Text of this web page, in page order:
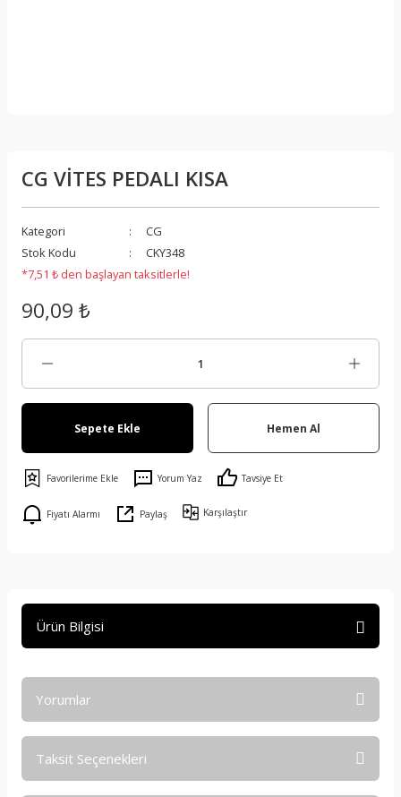
CG VİTES PEDALI KISA
Kategori
CG
Stok Kodu
CKY348
*7,51 ₺ den başlayan taksitlerle!
90,09 ₺
Sepete Ekle Hemen Al
Yorum Yaz Tavsiye Et
Fiyatı Alarmı Paylaş Karşılaştır
Ürün Bilgisi
Yorumlar
Taksit Seçenekleri